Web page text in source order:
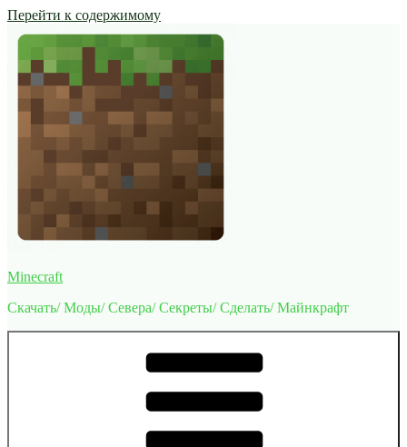
Перейти к содержимому
Minecraft
Скачать/ Моды/ Севера/ Секреты/ Сделать/ Майнкрафт